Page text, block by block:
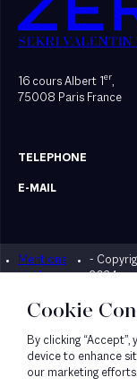
SEKRI VALENTIN
16 cours Albert 1er,
75008 Paris France
TELEPHONE
E-MAIL
Mentions
légales
-
2024
Cookie
By clicking
device to enhance
our marketing